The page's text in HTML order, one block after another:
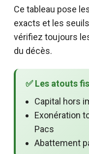
Ce tableau pose
exacts et les
vérifiez toujours
du décès.
✅ Les atouts
Capital hors
Exonération
Pacs
Abattement